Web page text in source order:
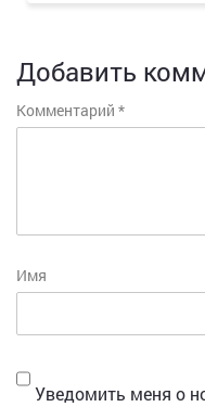
Добавить
Комментарий *
Имя
Уведомить меня о